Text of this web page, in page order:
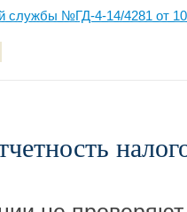
службы №ГД-4-14/4281 от